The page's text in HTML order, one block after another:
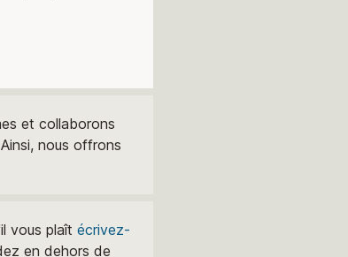
et collaborons
nous offrons
vous plaît écrivez-
en dehors de